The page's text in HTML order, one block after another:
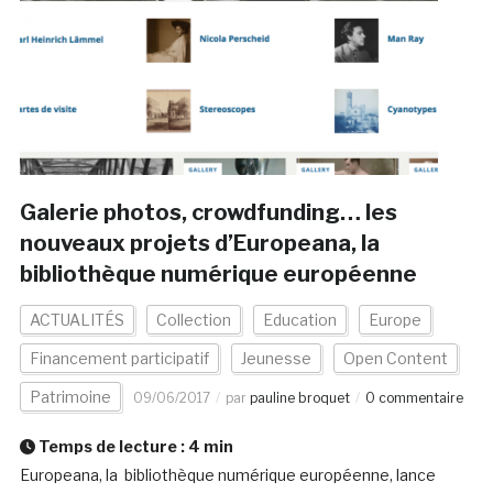
Galerie photos, crowdfunding… les
nouveaux projets d’Europeana, la
bibliothèque numérique européenne
ACTUALITÉS Collection Education Europe
Financement participatif Jeunesse Open Content
Patrimoine 09/06/2017 par pauline broquet 0 commentaire
Temps de lecture : 4 min
Europeana, la bibliothèque numérique européenne, lance